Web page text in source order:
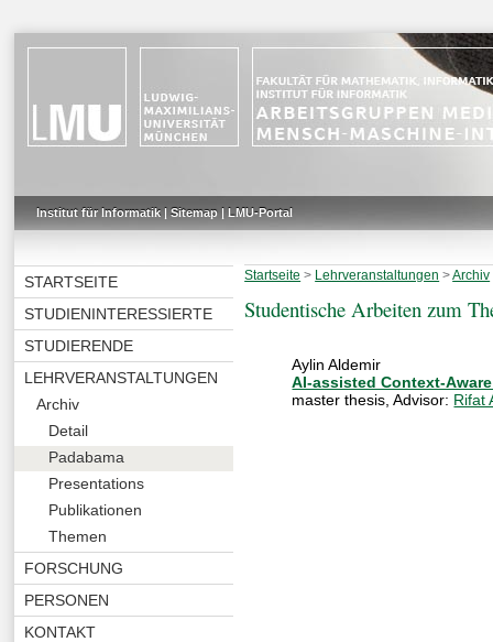
Institut für Informatik| Sitemap| LMU-Portal
STARTSEITE
STUDIENINTERESSIERTE
STUDIERENDE
LEHRVERANSTALTUNGEN
Archiv
Detail
Padabama
Presentations
Publikationen
Themen
FORSCHUNG
PERSONEN
KONTAKT
Startseite > Lehrveranstaltungen >Archiv
Studentische Arbeiten zum
Aylin Aldemir
AI-assisted Context-
master thesis , Advisor: Rifat